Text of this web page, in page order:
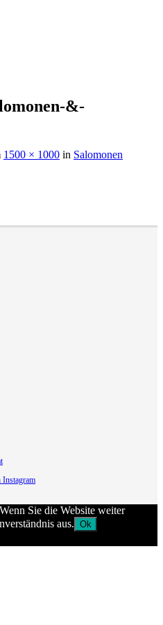
&-
1500 × 1000 in Salomonen
Sie die Website weiter
aus. Ok